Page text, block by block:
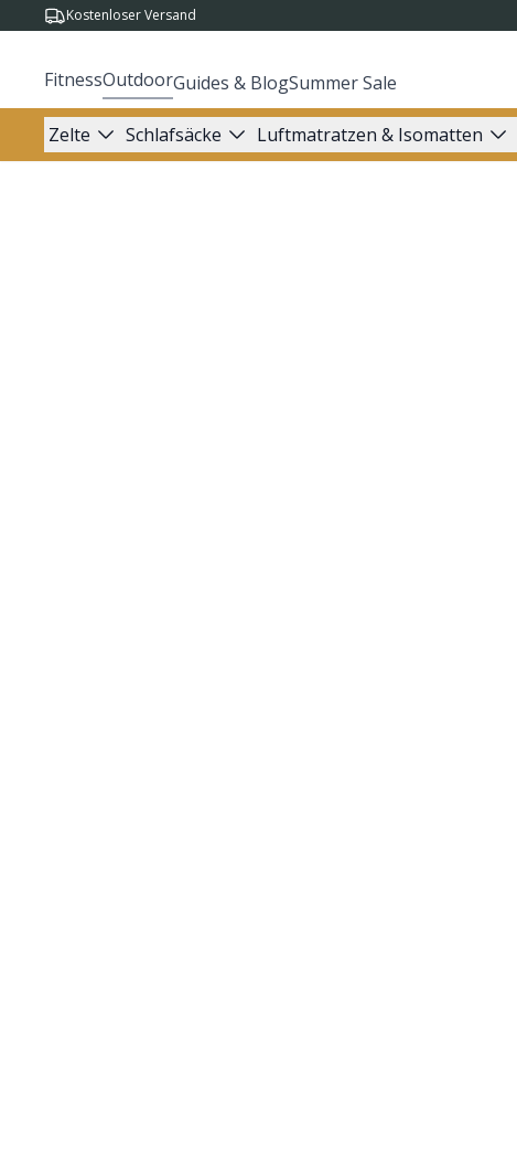
Kostenloser Versand
FitnessOutdoorGuides & BlogSummer Sale
Zelte Schlafsäcke Luftmatratzen & Isomatten